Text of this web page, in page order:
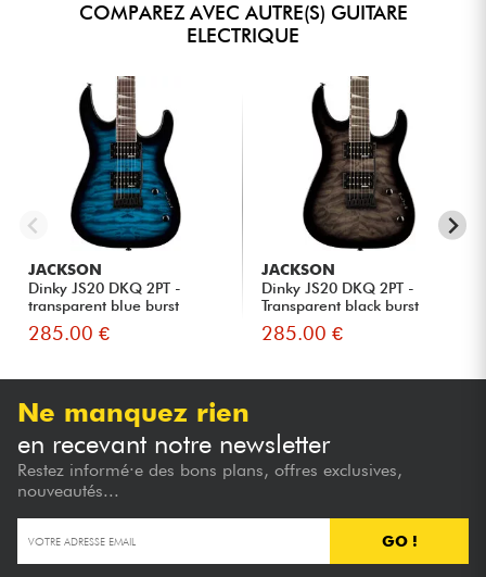
COMPAREZ AVEC AUTRE(S) GUITARE
ELECTRIQUE
JACKSON
Dinky JS20 DKQ 2PT -
transparent blue burst
285.00 €
JACKSON
Dinky JS20 DKQ 2PT -
Transparent black burst
285.00 €
Ne manquez rien
en recevant notre newsletter
Restez informé·e des bons plans, offres exclusives,
nouveautés...
GO !